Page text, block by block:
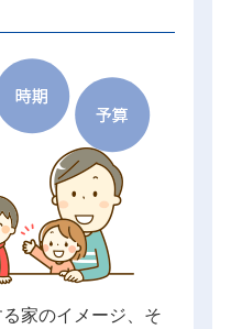
家のイメージ、そ